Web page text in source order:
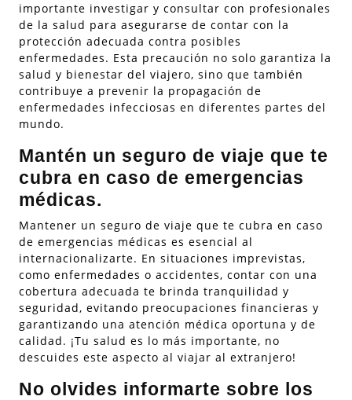
importante investigar y consultar con profesionales
de la salud para asegurarse de contar con la
protección adecuada contra posibles
enfermedades. Esta precaución no solo garantiza la
salud y bienestar del viajero, sino que también
contribuye a prevenir la propagación de
enfermedades infecciosas en diferentes partes del
mundo.
Mantén un seguro de viaje que te
cubra en caso de emergencias
médicas.
Mantener un seguro de viaje que te cubra en caso
de emergencias médicas es esencial al
internacionalizarte. En situaciones imprevistas,
como enfermedades o accidentes, contar con una
cobertura adecuada te brinda tranquilidad y
seguridad, evitando preocupaciones financieras y
garantizando una atención médica oportuna y de
calidad. ¡Tu salud es lo más importante, no
descuides este aspecto al viajar al extranjero!
No olvides informarte sobre los